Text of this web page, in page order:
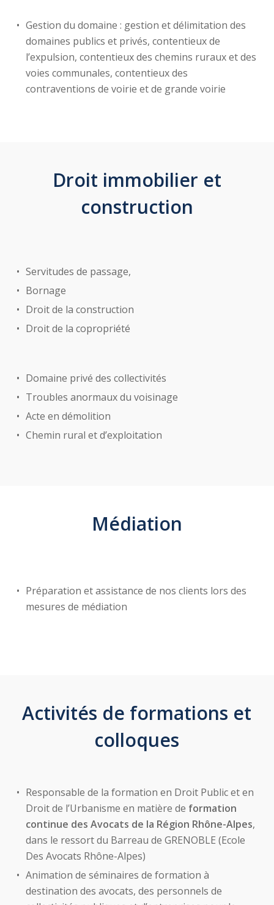
Gestion du domaine : gestion et délimitation des
domaines publics et privés, contentieux de
l’expulsion, contentieux des chemins ruraux et des
voies communales, contentieux des
contraventions de voirie et de grande voirie
Droit immobilier et
construction
Servitudes de passage,
Bornage
Droit de la construction
Droit de la copropriété
Domaine privé des collectivités
Troubles anormaux du voisinage
Acte en démolition
Chemin rural et d’exploitation
Médiation
Préparation et assistance de nos clients lors des
mesures de médiation
Activités de formations et
colloques
Responsable de la formation en Droit Public et en
Droit de l’Urbanisme en matière de formation
continue des Avocats de la Région Rhône-Alpes,
dans le ressort du Barreau de GRENOBLE (Ecole
Des Avocats Rhône-Alpes)
Animation de séminaires de formation à
destination des avocats, des personnels de